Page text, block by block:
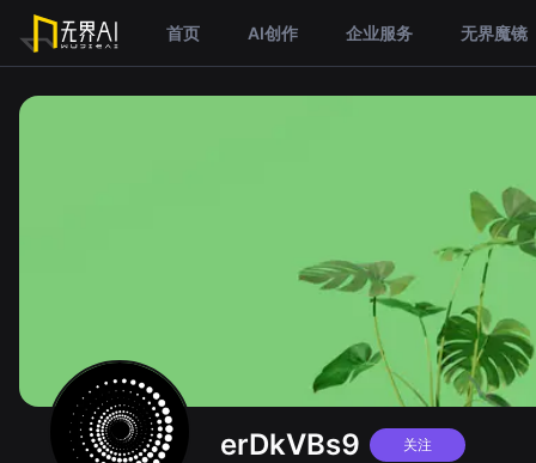
首页 AI创作 企业服务 无界魔镜
erDkVBs9 关注